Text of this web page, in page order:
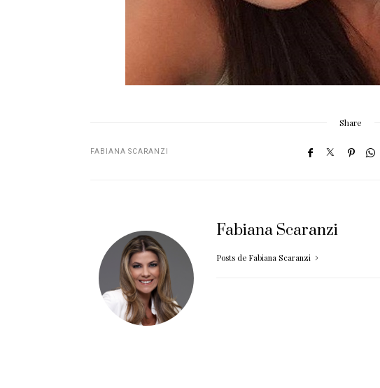
Share
FABIANA SCARANZI
Fabiana Scaranzi
Posts de Fabiana Scaranzi